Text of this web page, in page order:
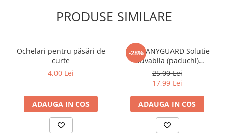
Sisteme de udare si irigare
Furtun gradina
Piese pompe de stropit
Tub picurare
Uleiuri, piese si consumabile
PRODUSE SIMILARE
Ochelari pentru păsări de
curte
4,00 Lei
ADAUGA IN COS
-28%
DERMANYGUARD Solutie
buvabila (paduchi)
antiparazitara extern
pentru pasari flacon 100ml
25,00 Lei
17,99 Lei
ADAUGA IN COS